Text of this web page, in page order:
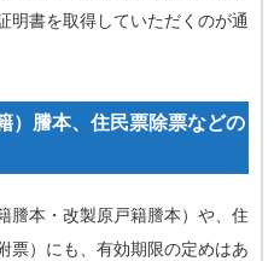
明書を取得していただくのが通
）謄本、住民票除票などの
謄本・改製原戸籍謄本）や、住
票）にも、有効期限の定めはあ